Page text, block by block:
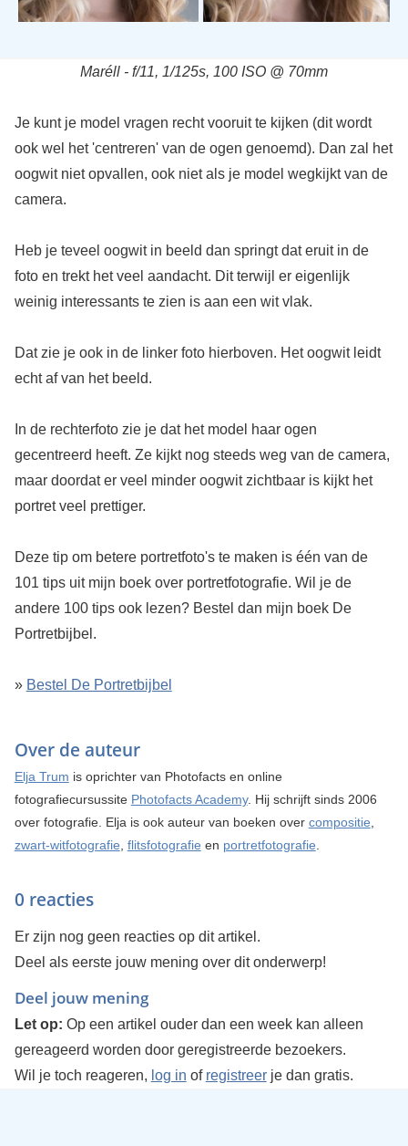
Maréll - f/11, 1/125s, 100 ISO @ 70mm
Je kunt je model vragen recht vooruit te kijken (dit wordt
ook wel het 'centreren' van de ogen genoemd). Dan zal het
oogwit niet opvallen, ook niet als je model wegkijkt van de
camera.
Heb je teveel oogwit in beeld dan springt dat eruit in de
foto en trekt het veel aandacht. Dit terwijl er eigenlijk
weinig interessants te zien is aan een wit vlak.
Dat zie je ook in de linker foto hierboven. Het oogwit leidt
echt af van het beeld.
In de rechterfoto zie je dat het model haar ogen
gecentreerd heeft. Ze kijkt nog steeds weg van de camera,
maar doordat er veel minder oogwit zichtbaar is kijkt het
portret veel prettiger.
Deze tip om betere portretfoto's te maken is één van de
101 tips uit mijn boek over portretfotografie. Wil je de
andere 100 tips ook lezen? Bestel dan mijn boek De
Portretbijbel.
» Bestel De Portretbijbel
Over de auteur
Elja Trum is oprichter van Photofacts en online
fotografiecursussite Photofacts Academy. Hij schrijft sinds 2006
over fotografie. Elja is ook auteur van boeken over compositie
zwart-witfotografie flitsfotografie en portretfotografie
0 reacties
Er zijn nog geen reacties op dit artikel.
Deel als eerste jouw mening over dit onderwerp!
Deel jouw mening
Let op: Op een artikel ouder dan een week kan alleen
gereageerd worden door geregistreerde bezoekers.
Wil je toch reageren, log in of registreerje dan gratis.